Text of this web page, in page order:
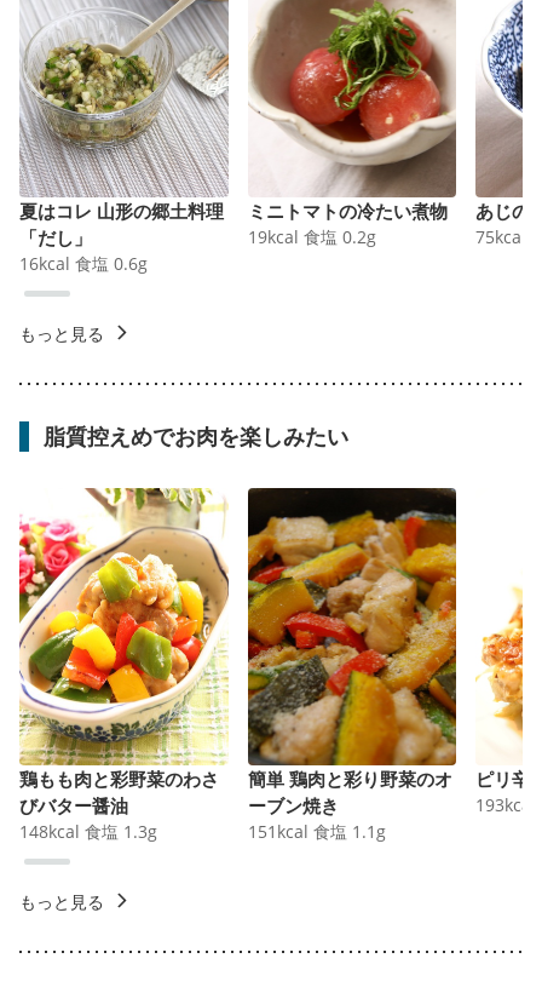
夏はコレ 山形の郷土料理
「だし」
16kcal 食塩 0.6g
ミニトマトの冷たい煮物
19kcal 食塩 0.2g
あじの
75kcal
もっと見る
脂質控えめでお肉を楽しみたい
鶏もも肉と彩野菜のわさ
びバター醤油
148kcal 食塩 1.3g
簡単 鶏肉と彩り野菜のオ
ーブン焼き
151 kcal 食塩 1.1 g
ピリ辛
193kcal
もっと見る